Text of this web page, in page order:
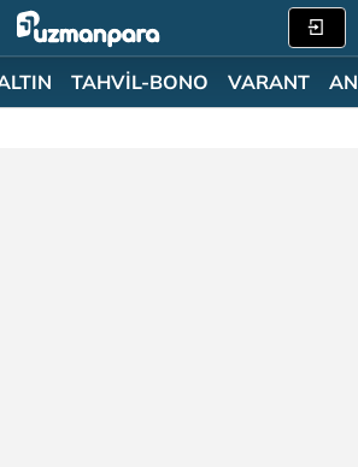
TAHVİL-BONO VARANT